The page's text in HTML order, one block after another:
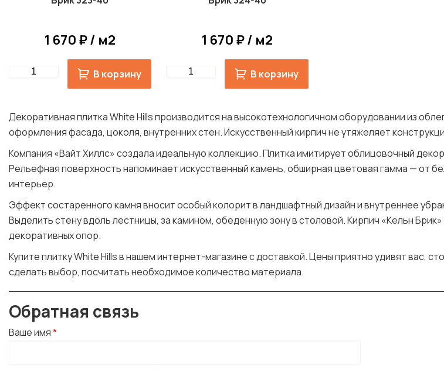
1 670 ₽ / м2
Quantity В корзину
1 670 ₽ / м2
Quantity В корзину
Декоративная плитка White Hills производится на высокотехнологичном оборудовании из
оформления фасада, цоколя, внутренних стен. Искусственный кирпич не утяжеляет
Компания «Вайт Хиллс» создала идеальную коллекцию. Плитка имитирует облицовочный
Рельефная поверхность напоминает искусственный камень, обширная цветовая гамма — от
интерьер.
Эффект состаренного камня вносит особый колорит в ландшафтный дизайн и внутреннее
Выделить стену вдоль лестницы, за камином, обеденную зону в столовой. Кирпич «Кельн
декоративных опор.
Купите плитку White Hills в нашем интернет-магазине с доставкой. Цены приятно удивят вас,
сделать выбор, посчитать необходимое количество материала.
Обратная связь
Ваше имя*